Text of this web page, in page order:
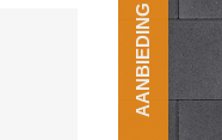
AANBIEDING